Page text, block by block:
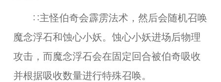
∷主怪伯奇会霹雳法术，然后会随机召唤
魔念浮石和蚀心小妖。蚀心小妖进场后物理
攻击，而魔念浮石会在固定回合被伯奇吸收
并根据吸收数量进行特殊召唤。